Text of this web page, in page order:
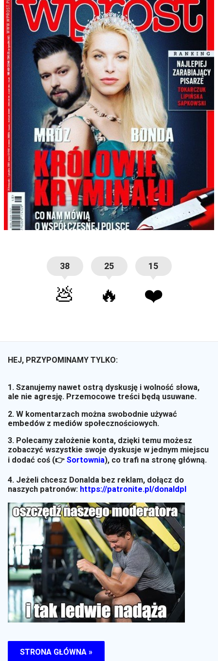
38
💩
25
🔥
15
❤️
HEJ, PRZYPOMINAMY TYLKO:
1. Szanujemy nawet ostrą dyskusję i wolność słowa,
ale nie agresję. Przemocowe treści będą usuwane.
2. W komentarzach można swobodnie używać
embedów z mediów społecznościowych.
3. Polecamy założenie konta, dzięki temu możesz
zobaczyć wszystkie swoje dyskusje w jednym miejscu
i dodać coś (👉 Sortownia), co trafi na stronę główną.
4. Jeżeli chcesz Donalda bez reklam, dołącz do
naszych patronów: https://patronite.pl/donaldpl
STRONA GŁÓWNA »